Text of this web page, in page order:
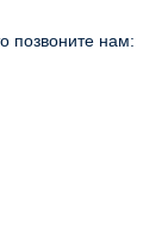
позвоните нам: